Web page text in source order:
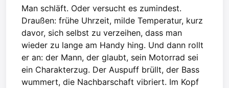
Man schläft. Oder versucht es zumindest.
Draußen: frühe Uhrzeit, milde Temperatur, kurz
davor, sich selbst zu verzeihen, dass man
wieder zu lange am Handy hing. Und dann rollt
er an: der Mann, der glaubt, sein Motorrad sei
ein Charakterzug. Der Auspuff brüllt, der Bass
wummert, die Nachbarschaft vibriert. Im Kopf